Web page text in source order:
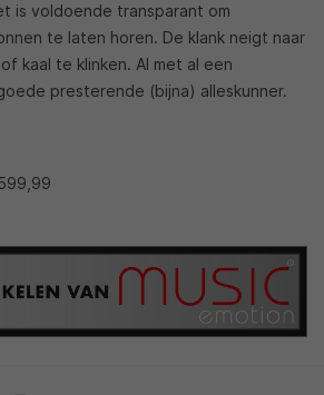
is voldoende transparant om
te laten horen. De klank neigt naar
kaal te klinken. Al met al een
presterende (bijna) alleskunner.